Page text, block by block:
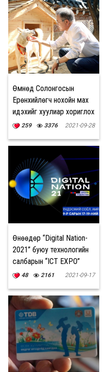
Өмнөд Солонгосын
Ерөнхийлөгч нохойн мах
идэхийг хуулиар хориглох
саналтай байгаагаа
259 3376 2021-09-28
Өнөөдөр “Digital Nation-
2021” буюу технологийн
салбарын “ICT EXPO”
нээлтээ хийнэ
48 2161 2021-09-17